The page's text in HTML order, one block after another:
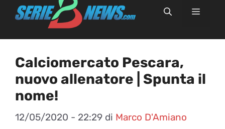
Menu
Calciomercato Pescara,
nuovo allenatore | Spunta il
nome!
12/05/2020 - 22:29 di Marco D'Amiano